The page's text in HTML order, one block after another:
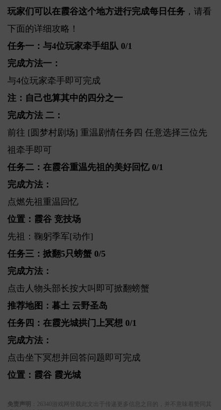
玩家们可以在霞谷这个地方进行完成每日任务 ，请看
下面的详细攻略！
任务一：与4位玩家牵手组队 0/1
完成方法一：
与4位玩家牵手即可完成
注：自己也算其中的四分之一
完成方法 二：
前往 [圆梦村剧场] 重温剧情任务四 任意选择三位先
祖牵手即可
任务二：在霞谷重温先祖的美好回忆 0/1
完成方法：
点燃先祖重温回忆
位置：霞谷 竞技场
先祖：鞠躬季军[动作]
任务三：掀翻5只螃蟹 0/5
完成方法：
点击人物头部长按大叫即可掀翻螃蟹
推荐地图：暮土 云野圣岛
任务四：在霞光城拱门上冥想 0/1
完成方法：
点击坐下冥想并回答问题即可完成
位置：霞谷 霞光城
免责声明
：26340游戏网登载此文出于传递更多信息之目的，并不意味着赞同其